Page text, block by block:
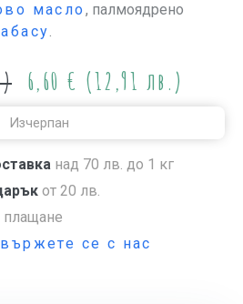
масло, палмоядрено
.
6,60 € (12,91 лв.)
Изчерпан
над 70 лв. до 1 кг
от 20 лв.
плащане
се с нас